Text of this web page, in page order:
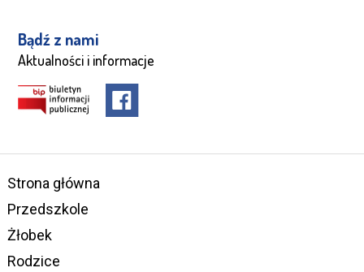
Bądź z nami
Aktualności i informacje
Strona główna
Przedszkole
Żłobek
Rodzice